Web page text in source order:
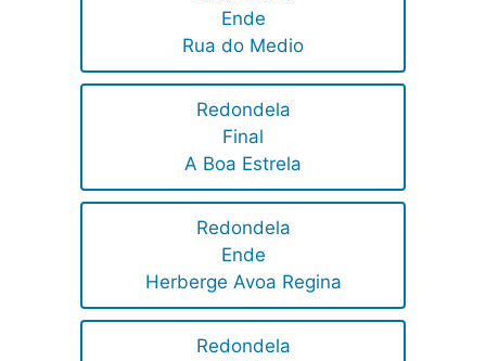
Ende
Rua do Medio
Redondela
Final
A Boa Estrela
Redondela
Ende
Herberge Avoa Regina
Redondela